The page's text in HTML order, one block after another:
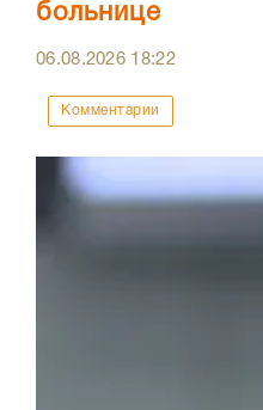
больнице
06.08.2026 18:22
Комментарии